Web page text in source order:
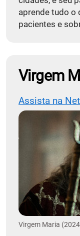
aprende tudo o
pacientes e
Virgem
Assista na
Virgem Maria